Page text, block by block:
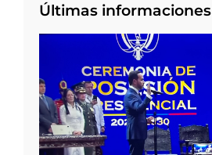
Últimas informaciones